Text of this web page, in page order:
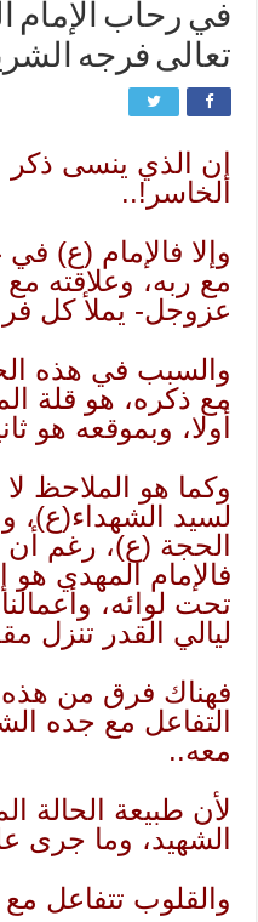
في رحاب الإمام
تعالى فرجه
إن الذي ينسى ذكر
الخاسر!..
وإلا فالإمام (ع)
مع ربه، وعلاقته مع
عزوجل- يملأ كل
والسبب في هذه
مع ذكره، هو قلة
أولا، وبموقعه هو
وكما هو الملاحظ
لسيد الشهداء(ع)،
الحجة (ع)، رغم أن
فالإمام المهدي هو
تحت لوائه،
ليالي القدر تنزل
فهناك فرق من هذه
التفاعل مع جده
معه..
لأن طبيعة الحالة
الشهيد، وما جرى
والقلوب تتفاعل